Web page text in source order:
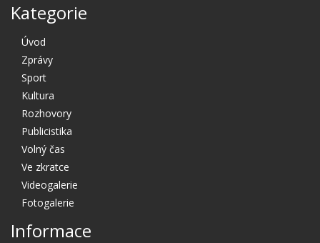
Kategorie
Úvod
Zprávy
Sport
Kultura
Rozhovory
Publicistika
Volný čas
Ve zkratce
Videogalerie
Fotogalerie
Informace